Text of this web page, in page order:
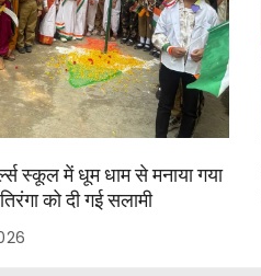
स्कूल में धूम धाम से मनाया गया
को दी गई सलामी